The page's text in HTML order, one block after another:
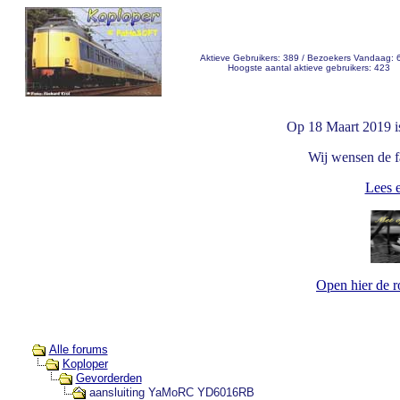
Aktieve Gebruikers: 389 / Bezoekers Vandaag:
Hoogste aantal aktieve gebruikers: 423
Op 18 Maart 2019
Wij wensen de
Lees
Open hier de
Alle forums
Koploper
Gevorderden
aansluiting YaMoRC YD6016RB